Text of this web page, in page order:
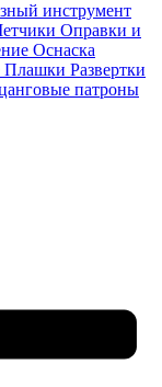
инструмент
Оправки и
Оснаска
Плашки Развертки
патроны